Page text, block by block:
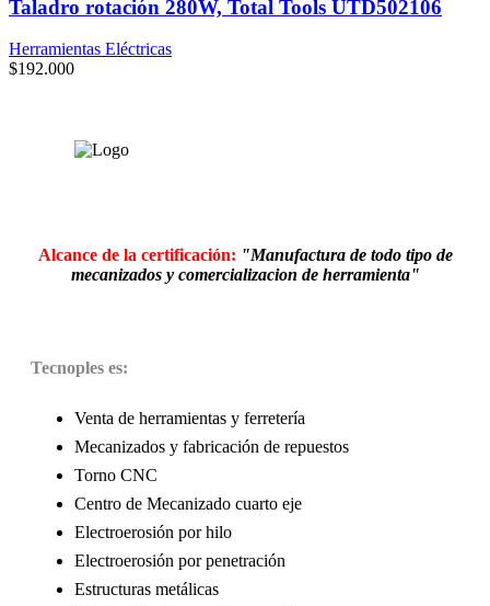
Taladro rotación 280W, Total Tools UTD502106
Herramientas Eléctricas
$192.000
Alcance de la certificación: "Manufactura de todo tipo de
mecanizados y comercializacion de herramienta"
Tecnoples es:
Venta de herramientas y ferretería
Mecanizados y fabricación de repuestos
Torno CNC
Centro de Mecanizado cuarto eje
Electroerosión por hilo
Electroerosión por penetración
Estructuras metálicas